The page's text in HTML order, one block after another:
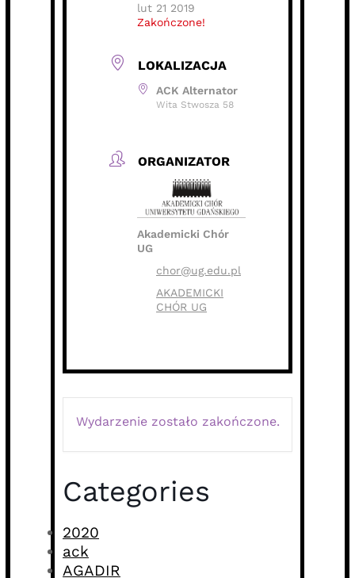
lut 21 2019
Zakończone!
LOKALIZACJA
ACK Alternator
Wita Stwosza 58
ORGANIZATOR
Akademicki Chór
UG
chor@ug.edu.pl
AKADEMICKI
CHÓR UG
Wydarzenie zostało zakończone.
Categories
2020
ack
AGADIR